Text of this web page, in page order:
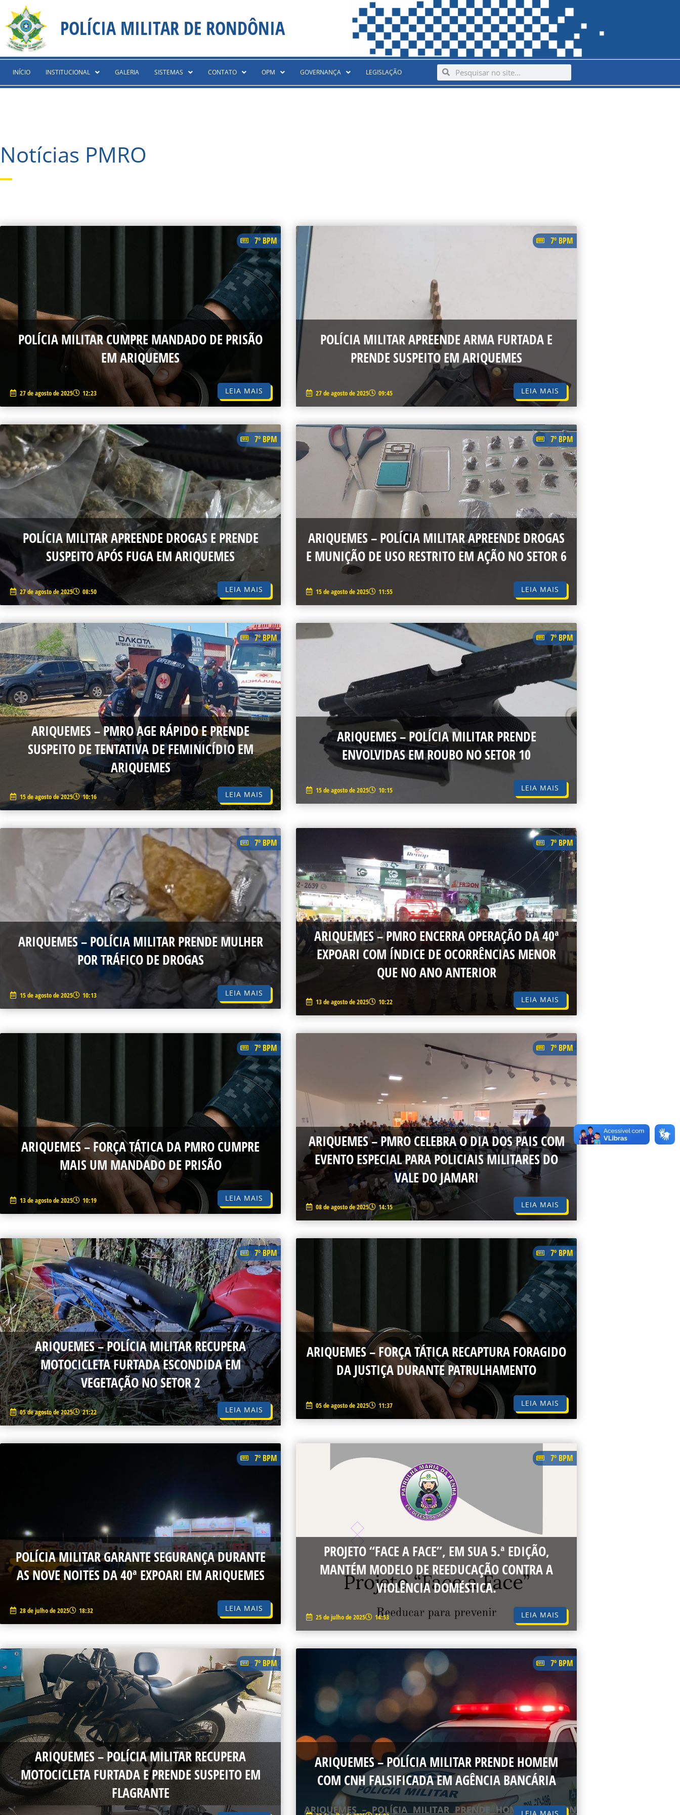
content
para
conteúdo
POLÍCIA MILITAR DE RONDÔNIA
INÍCIO INSTITUCIONAL GALERIA SISTEMAS CONTATO OPM GOVERNANÇA LEGISLAÇÃO SearchSearch
Notícias PMRO
7º BPM
POLÍCIA MILITAR CUMPRE MANDADO DE PRISÃO
EM ARIQUEMES
27 de agosto de 2025 12:23 LEIA MAIS
7º BPM
POLÍCIA MILITAR APREENDE ARMA FURTADA E
PRENDE SUSPEITO EM ARIQUEMES
27 de agosto de 2025 09:45 LEIA MAIS
7º BPM
POLÍCIA MILITAR APREENDE DROGAS E PRENDE
SUSPEITO APÓS FUGA EM ARIQUEMES
27 de agosto de 2025 08:50 LEIA MAIS
7º BPM
ARIQUEMES – POLÍCIA MILITAR APREENDE DROGAS
E MUNIÇÃO DE USO RESTRITO EM AÇÃO NO SETOR 6
15 de agosto de 2025 11:55 LEIA MAIS
7º BPM
ARIQUEMES – PMRO AGE RÁPIDO E PRENDE
SUSPEITO DE TENTATIVA DE FEMINICÍDIO EM
ARIQUEMES
15 de agosto de 2025 10:16 LEIA MAIS
7º BPM
ARIQUEMES – POLÍCIA MILITAR PRENDE
ENVOLVIDAS EM ROUBO NO SETOR 10
15 de agosto de 2025 10:15 LEIA MAIS
7º BPM
ARIQUEMES – POLÍCIA MILITAR PRENDE MULHER
POR TRÁFICO DE DROGAS
15 de agosto de 2025 10:13 LEIA MAIS
7º BPM
ARIQUEMES – PMRO ENCERRA OPERAÇÃO DA 40ª
EXPOARI COM ÍNDICE DE OCORRÊNCIAS MENOR
QUE NO ANO ANTERIOR
13 de agosto de 2025 10:22 LEIA MAIS
7º BPM
ARIQUEMES – FORÇA TÁTICA DA PMRO CUMPRE
MAIS UM MANDADO DE PRISÃO
13 de agosto de 2025 10:19 LEIA MAIS
7º BPM
ARIQUEMES – PMRO CELEBRA O DIA DOS PAIS COM
EVENTO ESPECIAL PARA POLICIAIS MILITARES DO
VALE DO JAMARI
08 de agosto de 2025 14:15 LEIA MAIS
7º BPM
ARIQUEMES – POLÍCIA MILITAR RECUPERA
MOTOCICLETA FURTADA ESCONDIDA EM
VEGETAÇÃO NO SETOR 2
05 de agosto de 2025 21:22 LEIA MAIS
7º BPM
ARIQUEMES – FORÇA TÁTICA RECAPTURA FORAGIDO
DA JUSTIÇA DURANTE PATRULHAMENTO
05 de agosto de 2025 11:37 LEIA MAIS
7º BPM
POLÍCIA MILITAR GARANTE SEGURANÇA DURANTE
AS NOVE NOITES DA 40ª EXPOARI EM ARIQUEMES
28 de julho de 2025 18:32 LEIA MAIS
7º BPM
PROJETO “FACE A FACE”, EM SUA 5.ª EDIÇÃO,
MANTÉM MODELO DE REEDUCAÇÃO CONTRA A
VIOLÊNCIA DOMÉSTICA.
25 de julho de 2025 14:53 LEIA MAIS
7º BPM
ARIQUEMES – POLÍCIA MILITAR RECUPERA
MOTOCICLETA FURTADA E PRENDE SUSPEITO EM
FLAGRANTE
7º BPM
ARIQUEMES – POLÍCIA MILITAR PRENDE HOMEM
COM CNH FALSIFICADA EM AGÊNCIA BANCÁRIA
LEIA MAIS
PAGEPAGEPAGEPAGEPAGEPAGEPAGE